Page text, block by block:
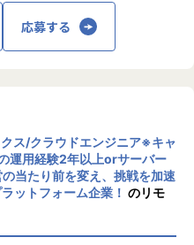
に、アプリケーショ
し、プロダクト全体の品
策を提案。周囲を巻
プを発揮いただけます。
を積んだのち、エン
ームの最大化をお任せす
ンスを発揮したい方
応募する
/クラウドエンジニア※キャ
運用経験2年以上orサーバー
当たり前を変え、挑戦を加速
ットフォーム企業！ のリモ